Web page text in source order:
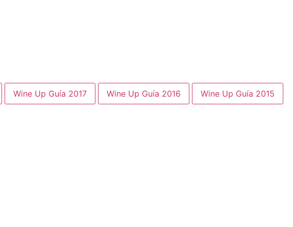
Wine Up Guía 2017 Wine Up Guía 2016 Wine Up Guía 2015